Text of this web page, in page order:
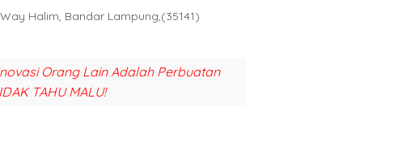
Halim, Bandar Lampung,(35141)
Orang Lain Adalah Perbuatan
TAHU MALU!